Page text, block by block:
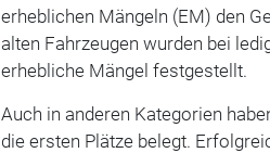
erheblichen Mängeln (EM) den
alten Fahrzeugen wurden bei
erhebliche Mängel festgestellt.
Auch in anderen Kategorien
die ersten Plätze belegt.